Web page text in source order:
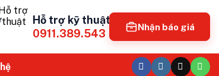
Hỗ trợ kỹ thuật
0911.389.543
Nhận báo giá